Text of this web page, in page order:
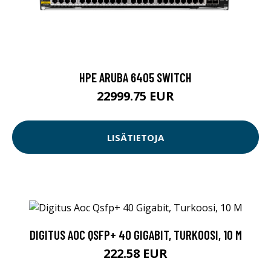
HPE ARUBA 6405 SWITCH
22999.75 EUR
LISÄTIETOJA
DIGITUS AOC QSFP+ 40 GIGABIT, TURKOOSI, 10 M
222.58 EUR